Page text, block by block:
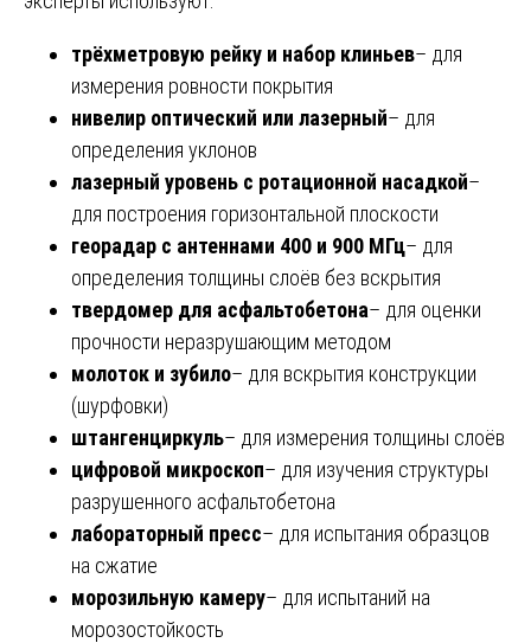
трёхметровую рейку и набор клиньев– для
измерения ровности покрытия
нивелир оптический или лазерный– для
определения уклонов
лазерный уровень с ротационной насадкой–
для построения горизонтальной плоскости
георадар с антеннами 400 и 900 МГц– для
определения толщины слоёв без вскрытия
твердомер для асфальтобетона– для оценки
прочности неразрушающим методом
молоток и зубило– для вскрытия конструкции
(шурфовки)
штангенциркуль– для измерения толщины слоёв
цифровой микроскоп– для изучения структуры
разрушенного асфальтобетона
лабораторный пресс– для испытания образцов
на сжатие
морозильную камеру– для испытаний на
морозостойкость